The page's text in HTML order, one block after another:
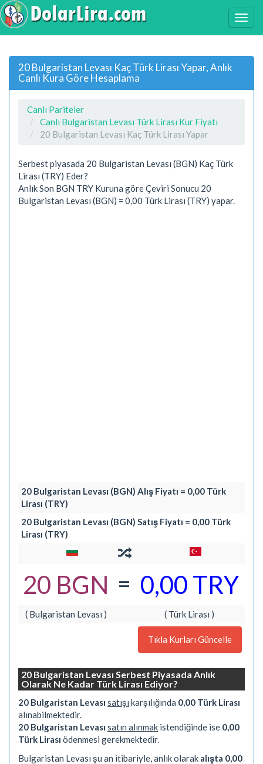
20 Bulgaristan Levası Kaç Türk Lirası Yapar, Anlık
Canlı Kura Göre Hesaplama
Canlı Pariteler
Canlı Bulgaristan Levası Türk Lirası Kur Fiyatı
20 Bulgaristan Levası Kaç Türk Lirası Yapar
Serbest piyasada 20 Bulgaristan Levası (BGN) Kaç Türk
Lirası (TRY) Eder?
Anlık Son BGN TRY Kuruna göre Çeviri Sonucu 20
Bulgaristan Levası (BGN) = 0,00 Türk Lirası (TRY) yapar.
20 Bulgaristan Levası (BGN) Alış Fiyatı = 0,00 Türk
Lirası (TRY)
20 Bulgaristan Levası (BGN) Satış Fiyatı = 0,00 Türk
Lirası (TRY)
20 BGN = 0,00 TRY
( Bulgaristan Levası ) ( Türk Lirası )
Tıkla Kurları Güncelle
20 Bulgaristan Levası Serbest Piyasada Anlık
Olarak Ne Kadar Türk Lirası Ediyor?
20 Bulgaristan Levası satışı karşılığında 0,00 Türk Lirası
alınabilmektedir.
20 Bulgaristan Levası satın alınmak istendiğinde ise 0,00
Türk Lirası ödenmesi gerekmektedir.
Bulgaristan Levası şu an itibariyle, anlık olarak alışta 0,00